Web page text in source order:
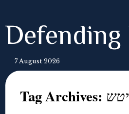
7 August 2026
Tag Archives: